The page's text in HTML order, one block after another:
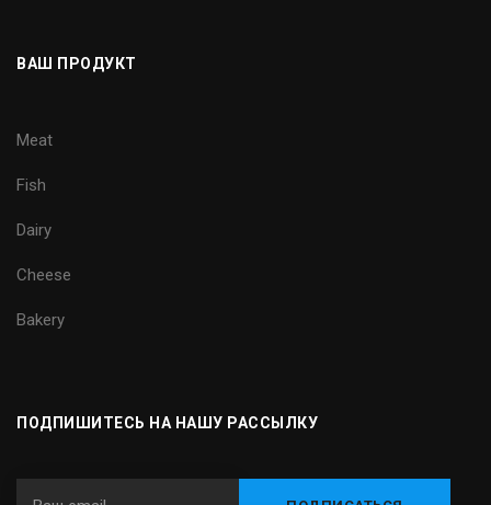
ВАШ ПРОДУКТ
Meat
Fish
Dairy
Cheese
Bakery
ПОДПИШИТЕСЬ НА НАШУ РАССЫЛКУ